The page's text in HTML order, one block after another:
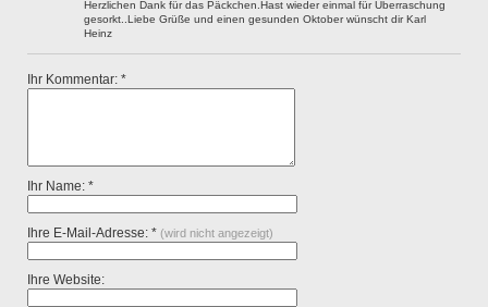
Herzlichen Dank für das Päckchen.Hast wieder einmal für Überraschung
gesorkt..Liebe Grüße und einen gesunden Oktober wünscht dir Karl
Heinz
Ihr Kommentar: *
Ihr Name: *
Ihre E-Mail-Adresse: * (wird nicht angezeigt)
Ihre Website: